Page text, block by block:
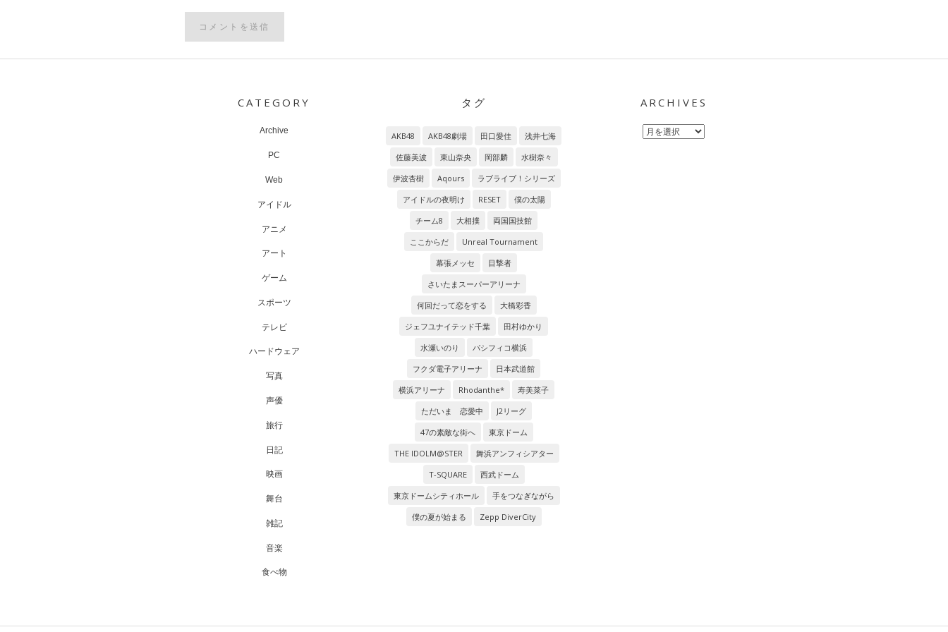
CATEGORY
Archive
PC
Web
アイドル
アニメ
アート
ゲーム
スポーツ
テレビ
ハードウェア
写真
声優
旅行
日記
映画
舞台
雑記
音楽
食べ物
タグ
AKB48 AKB48劇場 田口愛佳
浅井七海
佐藤美波
東山奈央 岡部麟
水樹奈々
伊波杏樹
Aqours
ラブライブ！シリーズ
アイドルの夜明け
RESET
僕の太陽
チーム8
大相撲
両国国技館
ここからだ
Unreal Tournament
幕張メッセ
目撃者
さいたまスーパーアリーナ
何回だって恋をする
大橋彩香
ジェフユナイテッド千葉
田村ゆかり
水瀬いのり
パシフィコ横浜
フクダ電子アリーナ
日本武道館
横浜アリーナ
Rhodanthe*
寿美菜子
ただいま 恋愛中
J2リーグ
47の素敵な街へ
東京ドーム
THE IDOLM@STER
舞浜アンフィシアター
T-SQUARE
西武ドーム
東京ドームシティホール
手をつなぎながら
僕の夏が始まる
Zepp DiverCity
ARCHIVES
Archives